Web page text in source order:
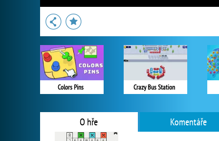
Colors Pins Crazy Bus Station
O hře Komentáře